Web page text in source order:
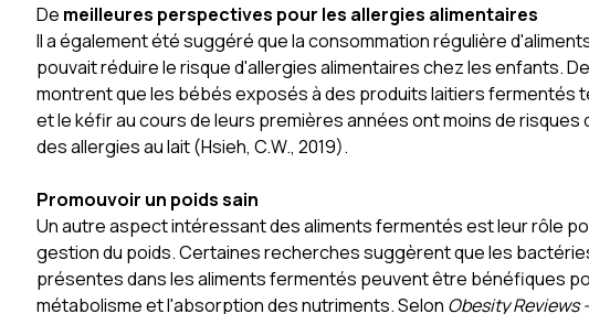
De meilleures perspectives pour les allergies alimentaires
Il a également été suggéré que la consommation régulière
pouvait réduire le risque d'allergies alimentaires chez les enfants.
montrent que les bébés exposés à des produits laitiers fermentés
et le kéfir au cours de leurs premières années ont moins de risques
des allergies au lait (Hsieh, C.W., 2019).
Promouvoir un poids sain
Un autre aspect intéressant des aliments fermentés est leur rôle
gestion du poids. Certaines recherches suggèrent que les
présentes dans les aliments fermentés peuvent être bénéfiques
métabolisme et l'absorption des nutriments. Selon Obesity Reviews